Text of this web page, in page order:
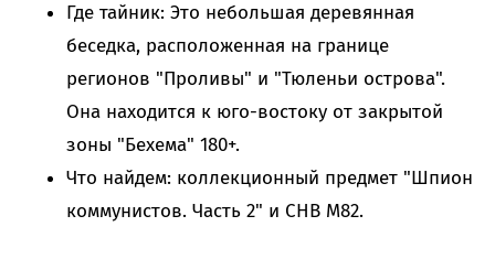
Где тайник: Это небольшая деревянная
беседка, расположенная на границе
регионов "Проливы" и "Тюленьи острова".
Она находится к юго-востоку от закрытой
зоны "Бехема" 180+.
Что найдем: коллекционный предмет "Шпион
коммунистов. Часть 2" и СНВ М82.